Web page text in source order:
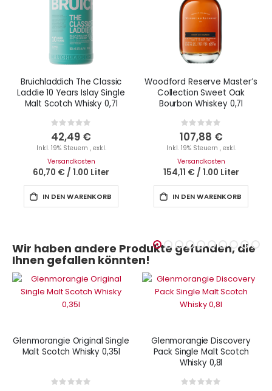
Bruichladdich The Classic
Laddie 10 Years Islay Single
Malt Scotch Whisky 0,7l
Rating:
0%
42,49 €
Inkl. 19% Steuern , exkl.
Versandkosten
60,70 € / 1.00 Liter
IN DEN WARENKORB
Woodford Reserve Master’s
Collection Sweet Oak
Bourbon Whiskey 0,7l
Rating:
0%
107,88 €
Inkl. 19% Steuern , exkl.
Versandkosten
154,11 € / 1.00 Liter
IN DEN WARENKORB
Wir haben andere Produkte gefunden, die
Ihnen gefallen könnten!
Glenmorangie Original Single
Malt Scotch Whisky 0,35l
Rating:
Glenmorangie Discovery
Pack Single Malt Scotch
Whisky 0,8l
Rating: